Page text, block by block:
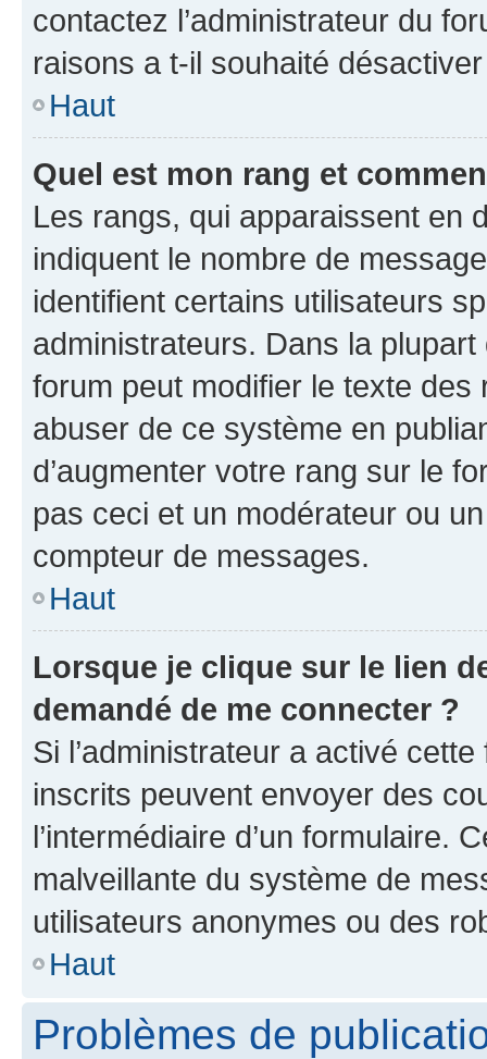
contactez l’administrateur du
raisons a t-il souhaité
Haut
Quel est mon rang et
Les rangs, qui apparaissent en
indiquent le nombre de
identifient certains utilisateurs
administrateurs. Dans la
forum peut modifier le texte
abuser de ce système en
d’augmenter votre rang sur le
pas ceci et un modérateur ou
compteur de messages.
Haut
Lorsque je clique sur le lien
demandé de me connecter ?
Si l’administrateur a activé
inscrits peuvent envoyer des
l’intermédiaire d’un formulaire.
malveillante du système de
utilisateurs anonymes ou des
Haut
Problèmes de